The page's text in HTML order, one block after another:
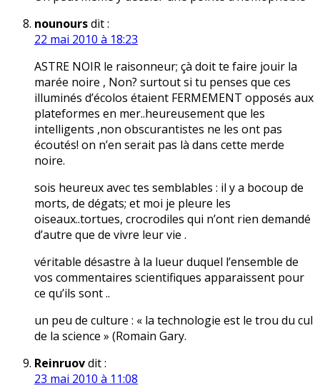
nounoursdit :
22 mai 2010 à 18:23
ASTRE NOIR le raisonneur; çà doit te faire jouir la
marée noire , Non? surtout si tu penses que ces
illuminés d’écolos étaient FERMEMENT opposés aux
plateformes en mer..heureusement que les
intelligents ,non obscurantistes ne les ont pas
écoutés! on n’en serait pas là dans cette merde
noire.
sois heureux avec tes semblables : il y a bocoup de
morts, de dégats; et moi je pleure les
oiseaux..tortues, crocrodiles qui n’ont rien demandé
d’autre que de vivre leur vie .
véritable désastre à la lueur duquel l’ensemble de
vos commentaires scientifiques apparaissent pour
ce qu’ils sont ..
un peu de culture : « la technologie est le trou du cul
de la science » (Romain Gary.
Reinruovdit :
23 mai 2010 à 11:08